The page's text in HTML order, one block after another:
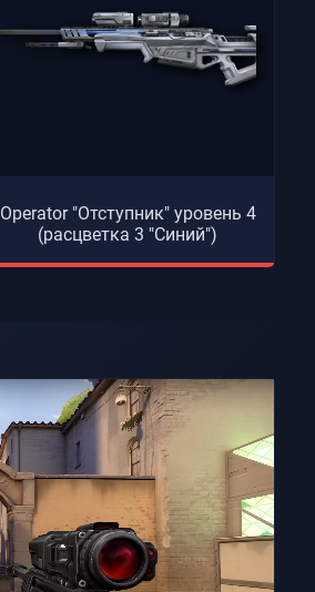
Operator "Отступник" уровень 4
(расцветка 3 "Синий")